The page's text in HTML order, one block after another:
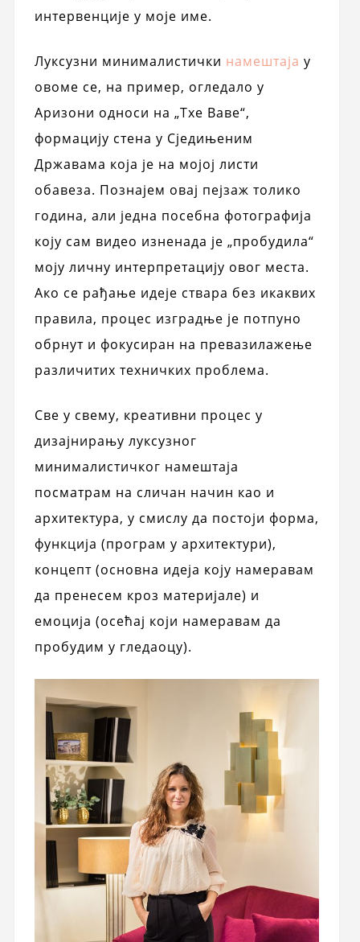
интервенције у моје име.
Луксузни минималистички намештаја у
овоме се, на пример, огледало у
Аризони односи на „Тхе Ваве“,
формацију стена у Сједињеним
Државама која је на мојој листи
обавеза. Познајем овај пејзаж толико
година, али једна посебна фотографија
коју сам видео изненада је „пробудила“
моју личну интерпретацију овог места.
Ако се рађање идеје ствара без икаквих
правила, процес изградње је потпуно
обрнут и фокусиран на превазилажење
различитих техничких проблема.
Све у свему, креативни процес у
дизајнирању луксузног
минималистичког намештаја
посматрам на сличан начин као и
архитектура, у смислу да постоји форма,
функција (програм у архитектури),
концепт (основна идеја коју намеравам
да пренесем кроз материјале) и
емоција (осећај који намеравам да
пробудим у гледаоцу).